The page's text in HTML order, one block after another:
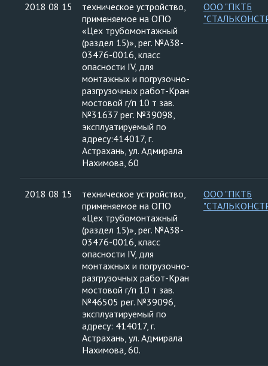
2018 08 15
техническое устройство,
применяемое на ОПО
«Цех трубомонтажный
(раздел 15)», рег. №А38-
03476-0016, класс
опасности IV, для
монтажных и погрузочно-
разгрузочных работ-Кран
мостовой г/п 10 т зав.
№31637 рег. №39098,
эксплуатируемый по
адресу:414017, г.
Астрахань, ул. Адмирала
Нахимова, 60
ООО "ПКТБ
2018 08 15
техническое устройство,
применяемое на ОПО
«Цех трубомонтажный
(раздел 15)», рег. №А38-
03476-0016, класс
опасности IV, для
монтажных и погрузочно-
разгрузочных работ-Кран
мостовой г/п 10 т зав.
№46505 рег. №39096,
эксплуатируемый по
адресу: 414017, г.
Астрахань, ул. Адмирала
Нахимова, 60.
ООО "ПКТБ